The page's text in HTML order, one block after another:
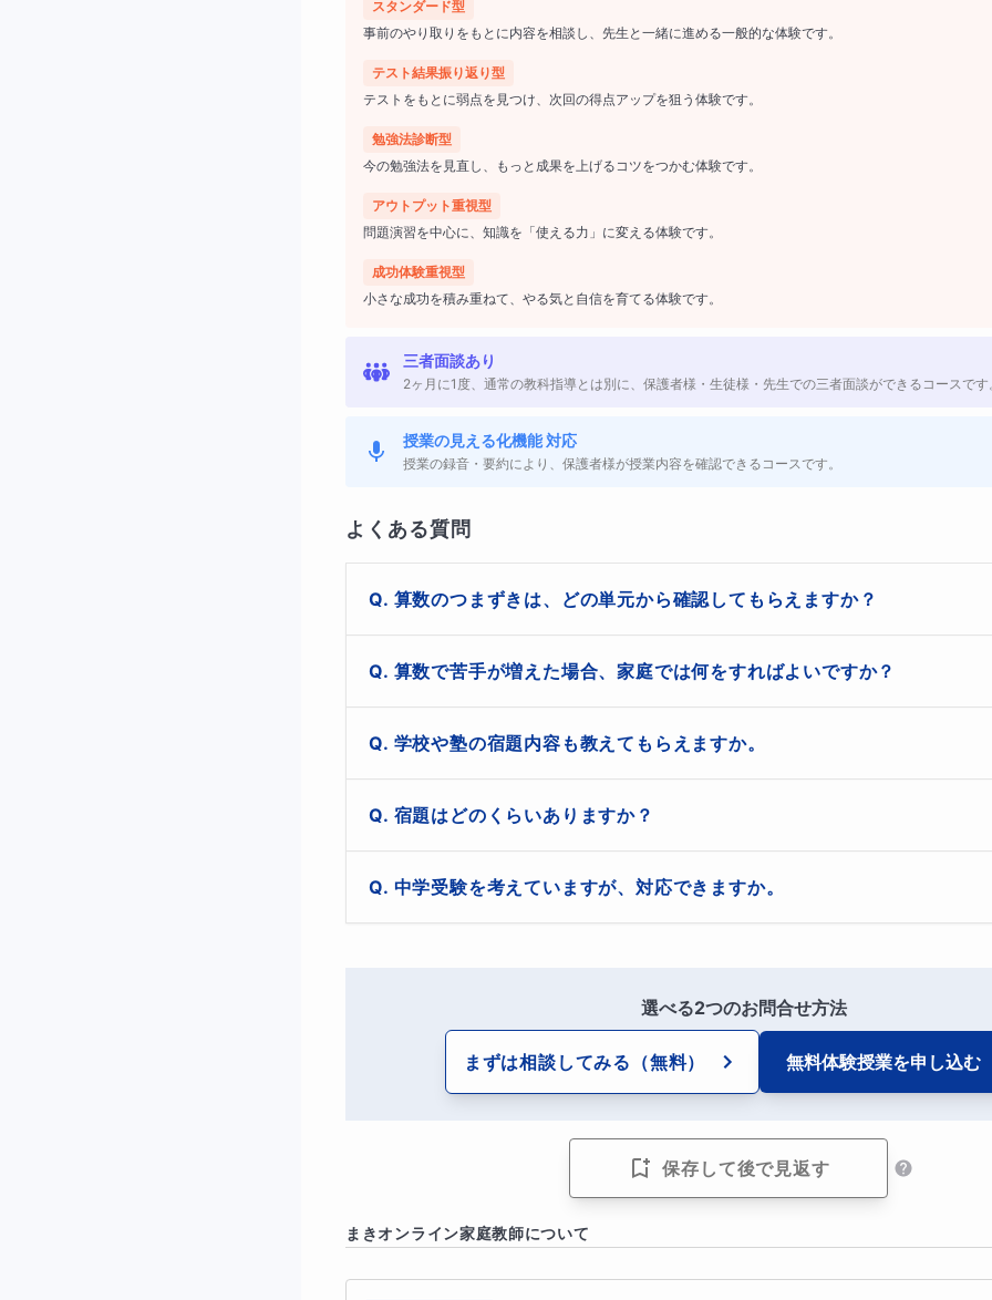
この講座は、主に４～６年生を対象に、一人ひとりのつまずきを丁寧に見極め、
る！」へ変えていくための、お子さま専用の算数サポートです。
◇「最近、算数が急に難しくなった」と感じていま
計算はできるのに、文章題になると手が止まってしまう
学校ではできたのに、宿題になるとできない
テストになると点数が安定しない
◇なぜ高学年でつまずきやすいのか
に増えていきます。
なぜ分からなくなったのか
どんな学び方が合っているのか
を丁寧に見つけることです。
◇こんなお子さまにおすすめです
テストになると点数が安定しない
「なんとなく分からない」が増えてきた
家庭学習で止まってしまう
中学校に向けて土台を固めたい
スタンダード型
事前のやり取りをもとに内容を相談し、先生と一緒に進める一般的な体験です。
テスト結果振り返り型
テストをもとに弱点を見つけ、次回の得点アップを狙う体験です。
勉強法診断型
今の勉強法を見直し、もっと成果を上げるコツをつかむ体験です。
アウトプット重視型
問題演習を中心に、知識を「使える力」に変える体験です。
成功体験重視型
小さな成功を積み重ねて、やる気と自信を育てる体験です。
三者面談あり
2ヶ月に1度、通常の教科指導とは別に、保護者様・生徒様・先生での三者面談ができるコースです
授業の見える化機能 対応
授業の録音・要約により、保護者様が授業内容を確認できるコースです。
よくある質問
算数のつまずきは、どの単元から確認してもらえますか？
現在の学年内容だけでなく、必要に応じて前の単元や低学年の内容まで戻って確認し
例えば、「文章題が苦手」と感じていても、実はかけ算やわり算の理解、数の意味
いる場合もあります。
一人ひとりに合わせて、必要なところから無理なく復習を進めまいります。
算数で苦手が増えた場合、家庭では何をすればよいですか？
算数が苦手になってきた場合は、無理にたくさん問題を解かせるよりも、「どこで困
整理することが大切です。
例えば、
など、苦手の原因は一人ひとり違います。
安心して「分かるところ」まで戻りながら整理していくことで、自分で考えようとす
学校や塾の宿題内容も教えてもらえますか。
はい、可能です。
学校や塾の宿題にも対応いたします。
事前に宿題の写真をマナリンクのチャットなどで送っていただけますと、内容を確
宿題はどのくらいありますか？
宿題は、学習内容の定着のために必要に応じてお出ししています。
ただし、「量をこなすこと」が目的ではなく、お子さまが無理なく続けられることを
す。
中学受験を考えていますが、対応できますか。
ただし、算数でつまずきがある場合は、まず基礎理解を固めることが大切です。
基礎があいまいなまま受験問題へ進むと、「分かったつもり」になりやすく、後で苦
そのため、つまずきの状況によっては、受験レベルの問題へ進むまでに少し時間がか
選べる2つのお問合せ方法
まずは相談してみる （無料） 無料体験授業を申し込む
保存して後で見返す
まきオンライン家庭教師について